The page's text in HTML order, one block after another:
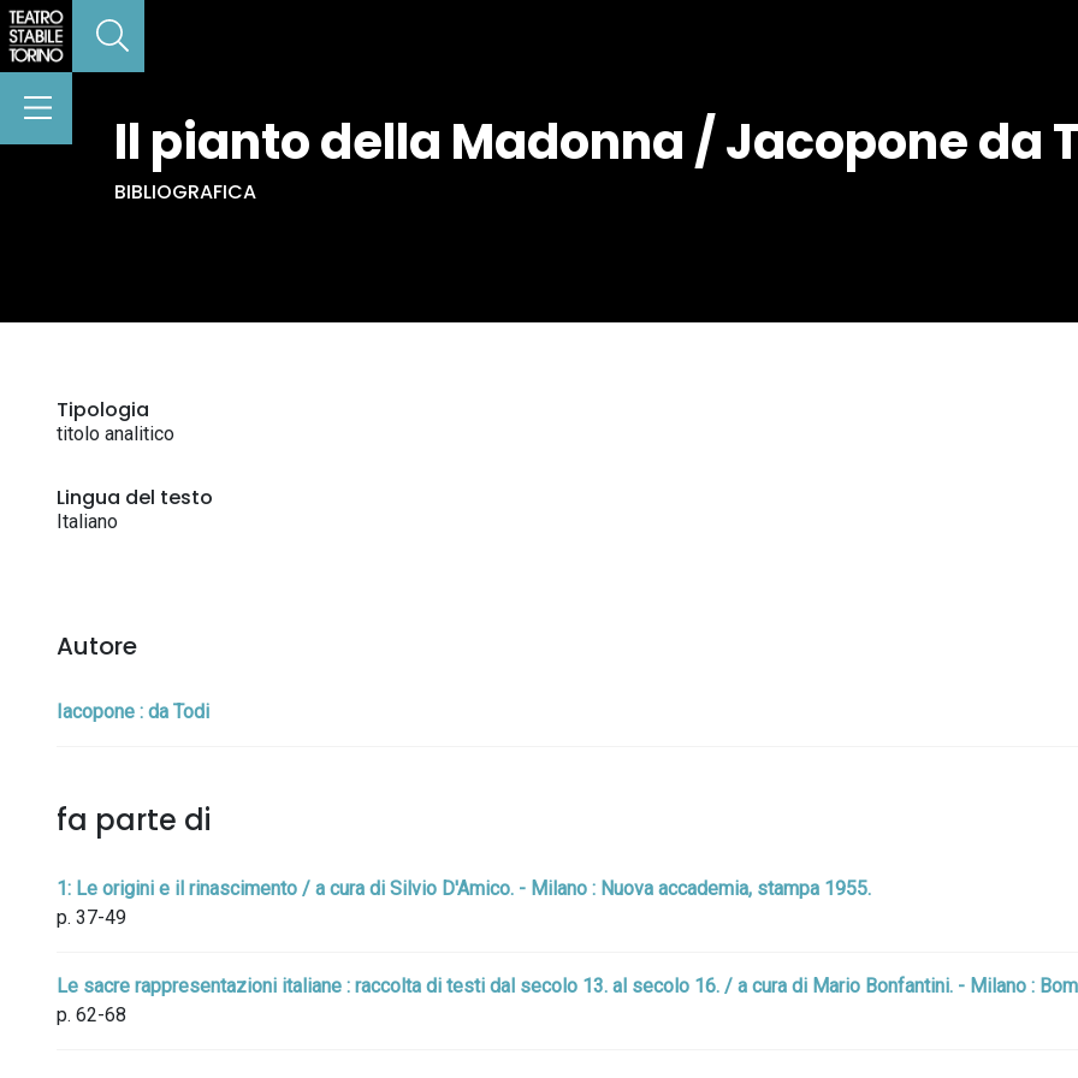
Il pianto della Madonna / Jacopone da
BIBLIOGRAFICA
Tipologia
titolo analitico
Lingua del testo
Italiano
Autore
Iacopone : da Todi
fa parte di
1: Le origini e il rinascimento / a cura di Silvio D'Amico. - Milano : Nuova accademia, stampa 1955.
p. 37-49
Le sacre rappresentazioni italiane : raccolta di testi dal secolo 13. al secolo 16. / a cura di Mario Bonfantini. - Milano :
p. 62-68